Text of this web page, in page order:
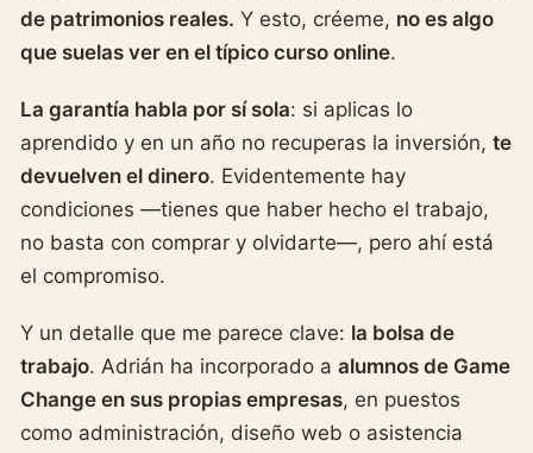
de patrimonios reales. Y esto, créeme, no es algo
que suelas ver en el típico curso online.
La garantía habla por sí sola: si aplicas lo
aprendido y en un año no recuperas la inversión, te
devuelven el dinero. Evidentemente hay
condiciones —tienes que haber hecho el trabajo,
no basta con comprar y olvidarte—, pero ahí está
el compromiso.
Y un detalle que me parece clave: la bolsa de
trabajo. Adrián ha incorporado a alumnos de Game
Change en sus propias empresas, en puestos
como administración, diseño web o asistencia